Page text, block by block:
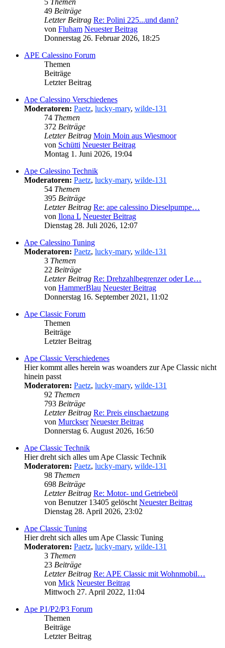
49 Beiträge
Letzter Beitrag Re: Polini 225...und dann?
von Fluham Neuester Beitrag
Donnerstag 26. Februar 2026, 18:25
APE Calessino Forum
Themen
Beiträge
Letzter Beitrag
Ape Calessino Verschiedenes
Moderatoren: Paetz, lucky-mary, wilde-131
74 Themen
372 Beiträge
Letzter Beitrag Moin Moin aus Wiesmoor
von Schütti Neuester Beitrag
Montag 1. Juni 2026, 19:04
Ape Calessino Technik
Moderatoren: Paetz, lucky-mary, wilde-131
54 Themen
395 Beiträge
Letzter Beitrag Re: ape calessino Dieselpumpe…
von Ilona L Neuester Beitrag
Dienstag 28. Juli 2026, 12:07
Ape Calessino Tuning
Moderatoren: Paetz, lucky-mary, wilde-131
3 Themen
22 Beiträge
Letzter Beitrag Re: Drehzahlbegrenzer oder Le…
von HammerBlau Neuester Beitrag
Donnerstag 16. September 2021, 11:02
Ape Classic Forum
Themen
Beiträge
Letzter Beitrag
Ape Classic Verschiedenes
Hier kommt alles herein was woanders zur Ape Classic nicht
hinein passt
Moderatoren: Paetz, lucky-mary, wilde-131
92 Themen
793 Beiträge
Letzter Beitrag Re: Preis einschaetzung
von Murckser Neuester Beitrag
Donnerstag 6. August 2026, 16:50
Ape Classic Technik
Hier dreht sich alles um Ape Classic Technik
Moderatoren: Paetz, lucky-mary, wilde-131
98 Themen
698 Beiträge
Letzter Beitrag Re: Motor- und Getriebeöl
von Benutzer 13405 gelöscht Neuester Beitrag
Dienstag 28. April 2026, 23:02
Ape Classic Tuning
Hier dreht sich alles um Ape Classic Tuning
Moderatoren: Paetz, lucky-mary, wilde-131
3 Themen
23 Beiträge
Letzter Beitrag Re: APE Classic mit Wohnmobil…
von Mick Neuester Beitrag
Mittwoch 27. April 2022, 11:04
Ape P1/P2/P3 Forum
Themen
Beiträge
Letzter Beitrag